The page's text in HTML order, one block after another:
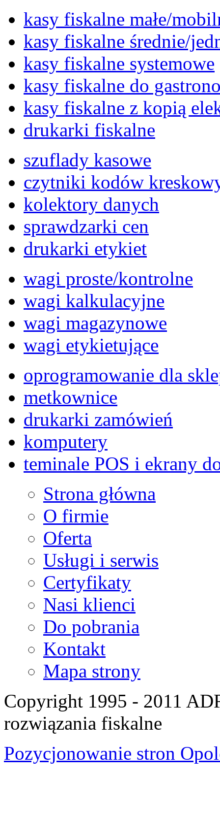
kasy fiskalne małe/
kasy fiskalne średnie/
kasy fiskalne systemowe
kasy fiskalne do
kasy fiskalne z kopią
drukarki fiskalne
szuflady kasowe
czytniki kodów
kolektory danych
sprawdzarki cen
drukarki etykiet
wagi proste/kontrolne
wagi kalkulacyjne
wagi magazynowe
wagi etykietujące
oprogramowanie dla
metkownice
drukarki zamówień
komputery
teminale POS i ekrany
Strona główna
O firmie
Oferta
Usługi i serwis
Certyfikaty
Nasi klienci
Do pobrania
Kontakt
Mapa strony
Copyright 1995 - 2011
rozwiązania fiskalne
Pozycjonowanie stron